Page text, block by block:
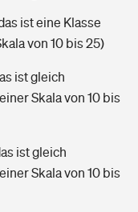
ist eine Klasse
von 10 bis 25)
ist gleich
Skala von 10 bis
ist gleich
Skala von 10 bis